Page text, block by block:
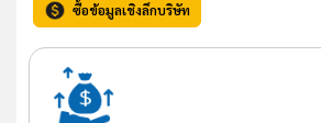
ซื้อข้อมูลเชิงลึกบริษัท